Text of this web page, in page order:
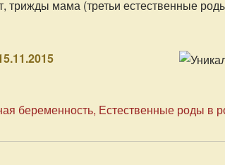
трижды мама (третьи естественные
беременность Естественные роды в